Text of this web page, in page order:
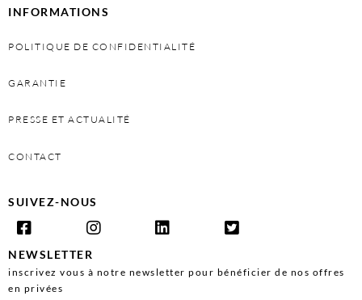
INFORMATIONS
POLITIQUE DE CONFIDENTIALITÉ
GARANTIE
PRESSE ET ACTUALITÉ
CONTACT
SUIVEZ-NOUS
NEWSLETTER
inscrivez vous à notre newsletter pour bénéficier de nos offres
en privées